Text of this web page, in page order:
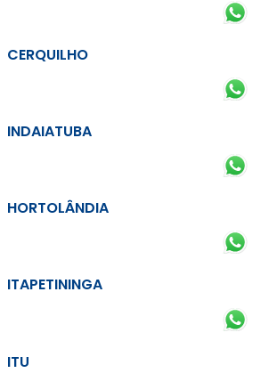
CERQUILHO
INDAIATUBA
HORTOLÂNDIA
ITAPETININGA
ITU